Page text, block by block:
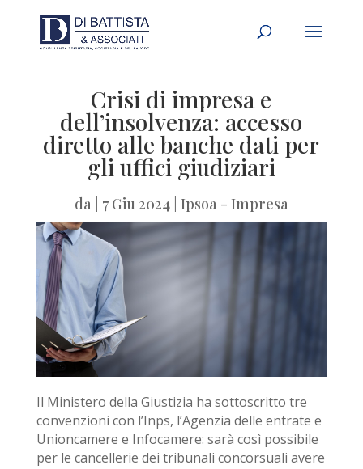
Crisi di impresa e
dell’insolvenza: accesso
diretto alle banche dati per
gli uffici giudiziari
da 7 Giu 2024| Ipsoa - Impresa
Il Ministero della Giustizia ha sottoscritto tre
convenzioni con l’Inps, l’Agenzia delle entrate e
Unioncamere e Infocamere: sarà così possibile
per le cancellerie dei tribunali concorsuali avere